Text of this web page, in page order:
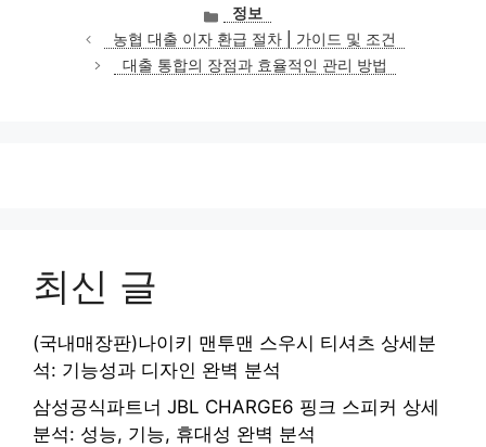
카
테
고
리
정보
농협 대출 이자 환급 절차 | 가이드 및 조건
대출 통합의 장점과 효율적인 관리 방법
최신 글
(국내매장판)나이키 맨투맨 스우시 티셔츠 상세분
석: 기능성과 디자인 완벽 분석
삼성공식파트너 JBL CHARGE6 핑크 스피커 상세
분석: 성능, 기능, 휴대성 완벽 분석